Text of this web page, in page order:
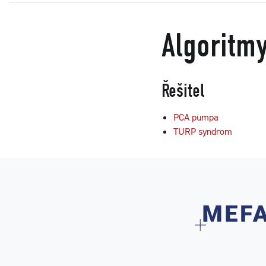
Řešitel
PCA pumpa
TURP syndrom